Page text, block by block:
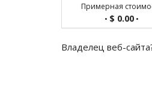
Примерная
• $ 0.00•
Владелец веб-